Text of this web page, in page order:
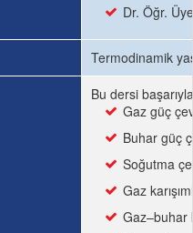
Dr. Öğr.
Termodinamik
Bu dersi
Gaz güç
Buhar güç
Soğutma
Gaz
Gaz–buhar